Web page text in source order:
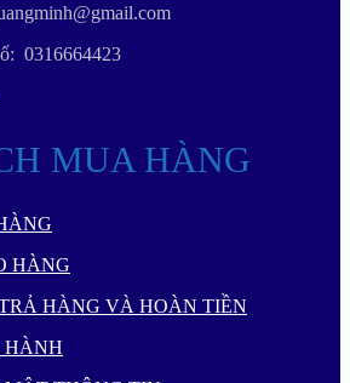
0316664423
MUA HÀNG
HÀNG
HÀNG VÀ HOÀN TIỀN
HÀNH